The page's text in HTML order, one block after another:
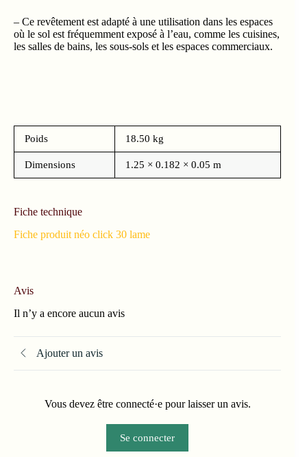
– Ce revêtement est adapté à une utilisation dans les espaces
où le sol est fréquemment exposé à l’eau, comme les cuisines,
les salles de bains, les sous-sols et les espaces commerciaux.
Poids 18.50 kg
Dimensions 1.25 × 0.182 × 0.05 m
Fiche technique
Fiche produit néo click 30 lame
Avis
Il n’y a encore aucun avis
Ajouter un avis
Vous devez être connecté·e pour laisser un avis.
Se connecter